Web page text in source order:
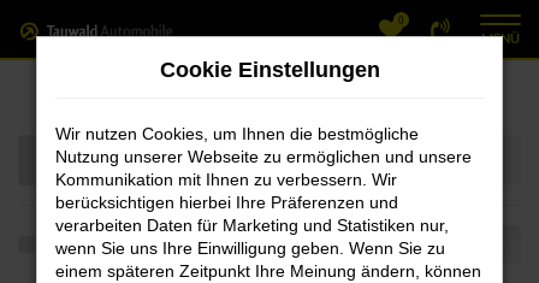
Zum
Hauptinhalt
0
MENÜ
Fahrzeug-Showroom
Cookie Einstellungen
Wir nutzen Cookies, um Ihnen die bestmögliche
Nutzung unserer Webseite zu ermöglichen und unsere
Kommunikation mit Ihnen zu verbessern. Wir
berücksichtigen hierbei Ihre Präferenzen und
verarbeiten Daten für Marketing und Statistiken nur,
wenn Sie uns Ihre Einwilligung geben. Wenn Sie zu
einem späteren Zeitpunkt Ihre Meinung ändern, können